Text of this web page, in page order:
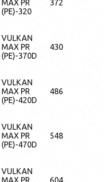
MAX PR
(PE)-320
372
VULKAN
MAX PR
(PE)-370D
430
VULKAN
MAX PR
(PE)-420D
486
VULKAN
MAX PR
(PE)-470D
548
VULKAN
MAX PR
604